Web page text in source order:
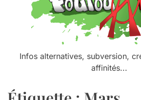
Infos alternatives, subversion,
affinités...